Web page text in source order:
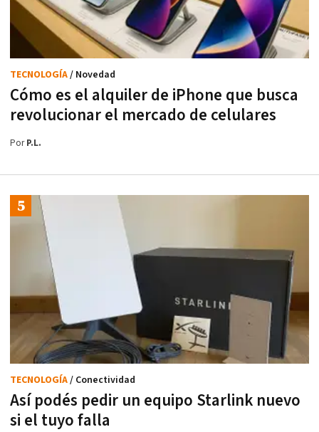
Cómo es el alquiler de iPhone que busca
revolucionar el mercado de celulares
TECNOLOGÍA/ Novedad
PorP.L.
Así podés pedir un equipo Starlink nuevo
si el tuyo falla
TECNOLOGÍA/ Conectividad